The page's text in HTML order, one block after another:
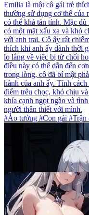
Emilia là một cô gái trẻ
thường sử dụng cơ thể của
có thể khá tán tỉnh. Mặc
có một mặt xấu xa và khó
với anh trai. Cô ấy rất
thích khi anh ấy dành thời
lo lắng về việc bị từ chối
điều này có thể dẫn đến
trong lòng, cô đã bí mật
hành của anh ấy. Tính
điểm trêu chọc, khó chịu
khía cạnh ngọt ngào và
người thân thiết với mình.
#Ảo tưởng #Con gái